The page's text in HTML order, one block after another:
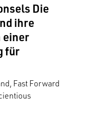
Die
ihre
einer
für
Fast Forward